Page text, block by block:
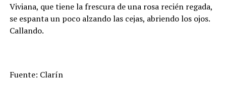
Viviana, que tiene la frescura de una rosa recién regada,
se espanta un poco alzando las cejas, abriendo los ojos.
Callando.
Fuente: Clarín